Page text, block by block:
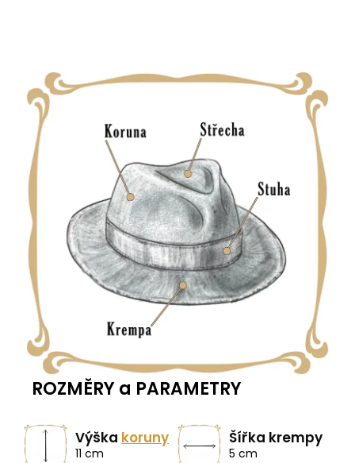
ROZMĚRY a PARAMETRY
Výška koruny
11 cm
Šířka krempy
5 cm